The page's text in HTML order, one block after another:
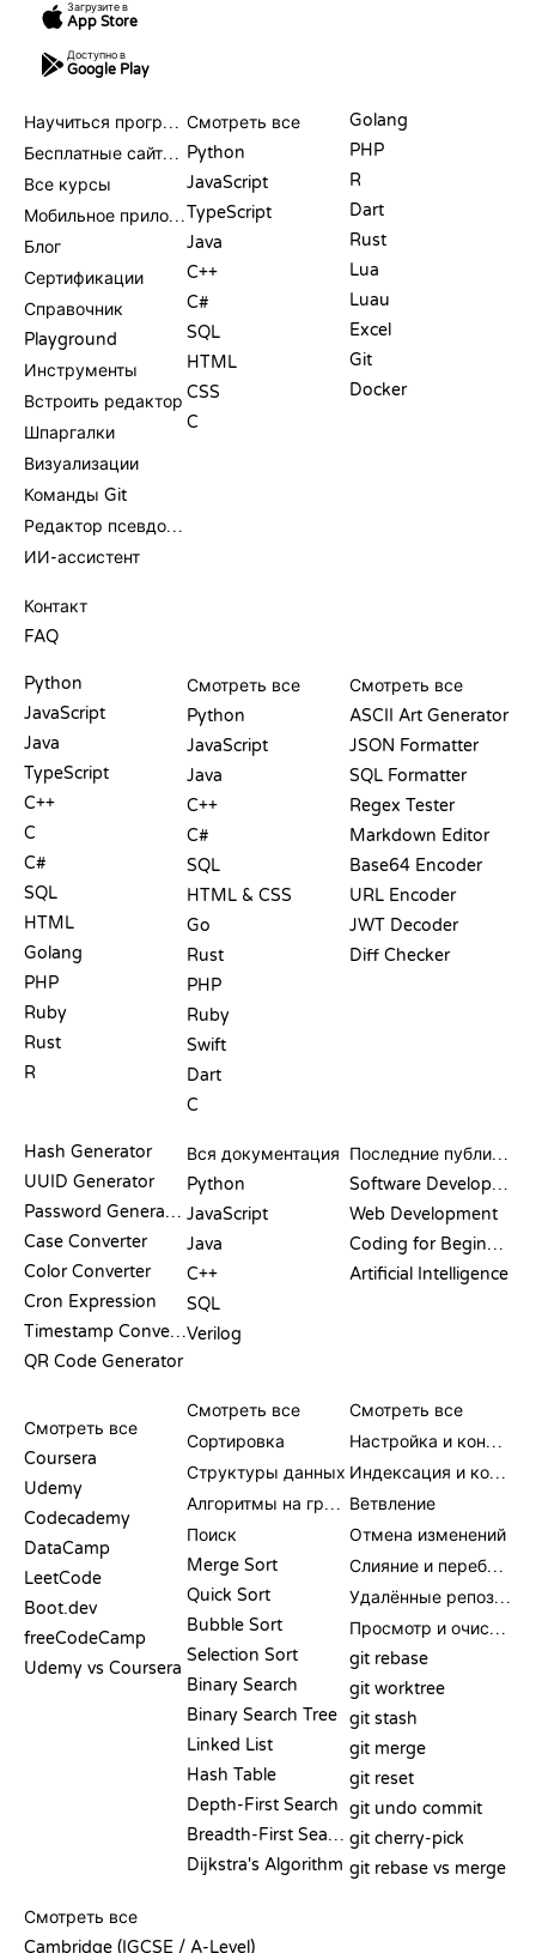
Загрузите в
App Store
Доступно в
Google Play
Научиться программировать
Бесплатные сайты для программирования
Все курсы
Мобильное приложение
Блог
Сертификации
Справочник
Playground
Инструменты
Встроить редактор
Шпаргалки
Визуализации
Команды Git
Редактор псевдокода
ИИ-ассистент
Контакт
FAQ
Смотреть все
Python
JavaScript
TypeScript
Java
C++
C#
SQL
HTML
CSS
C
Golang
PHP
R
Dart
Rust
Lua
Luau
Excel
Git
Docker
Python
JavaScript
Java
TypeScript
C++
C
C#
SQL
HTML
Golang
PHP
Ruby
Rust
R
Смотреть все
Python
JavaScript
Java
C++
C#
SQL
HTML & CSS
Go
Rust
PHP
Ruby
Swift
Dart
C
Смотреть все
ASCII Art Generator
JSON Formatter
SQL Formatter
Regex Tester
Markdown Editor
Base64 Encoder
URL Encoder
JWT Decoder
Diff Checker
Hash Generator
UUID Generator
Password Generator
Case Converter
Color Converter
Cron Expression
Timestamp Converter
QR Code Generator
Вся документация
Python
JavaScript
Java
C++
SQL
Verilog
Последние публикации
Software Development
Web Development
Coding for Beginners
Artificial Intelligence
Смотреть все
Coursera
Udemy
Codecademy
DataCamp
LeetCode
Boot.dev
freeCodeCamp
Udemy vs Coursera
Смотреть все
Сортировка
Структуры данных
Алгоритмы на графах
Поиск
Merge Sort
Quick Sort
Bubble Sort
Selection Sort
Binary Search
Binary Search Tree
Linked List
Hash Table
Depth-First Search
Breadth-First Search
Dijkstra's Algorithm
Смотреть все
Настройка и конфигурация
Индексация и коммит
Ветвление
Отмена изменений
Слияние и перебазирование
Удалённые репозитории
Просмотр и очистка
git rebase
git worktree
git stash
git merge
git reset
git undo commit
git cherry-pick
git rebase vs merge
Смотреть все
Cambridge (IGCSE / A-Level)